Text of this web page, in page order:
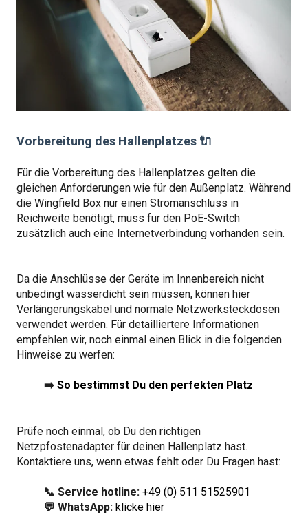
Vorbereitung des Hallenplatzes 🔌
Für die Vorbereitung des Hallenplatzes gelten die
gleichen Anforderungen wie für den Außenplatz. Während
die Wingfield Box nur einen Stromanschluss in
Reichweite benötigt, muss für den PoE-Switch
zusätzlich auch eine Internetverbindung vorhanden sein.
Da die Anschlüsse der Geräte im Innenbereich nicht
unbedingt wasserdicht sein müssen, können hier
Verlängerungskabel und normale Netzwerksteckdosen
verwendet werden. Für detailliertere Informationen
empfehlen wir, noch einmal einen Blick in die folgenden
Hinweise zu werfen:
➡️ So bestimmst Du den perfekten Platz
Prüfe noch einmal, ob Du den richtigen
Netzpfostenadapter für deinen Hallenplatz hast.
Kontaktiere uns, wenn etwas fehlt oder Du Fragen hast:
📞 Service hotline: +49 (0) 511 51525901
💬 WhatsApp: klicke hier